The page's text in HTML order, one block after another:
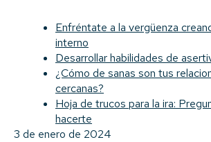
Enfréntate a la vergüenza
interno
Desarrollar habilidades de
¿Cómo de sanas son tus
cercanas?
Hoja de trucos para la ira:
hacerte
3 de enero de 2024